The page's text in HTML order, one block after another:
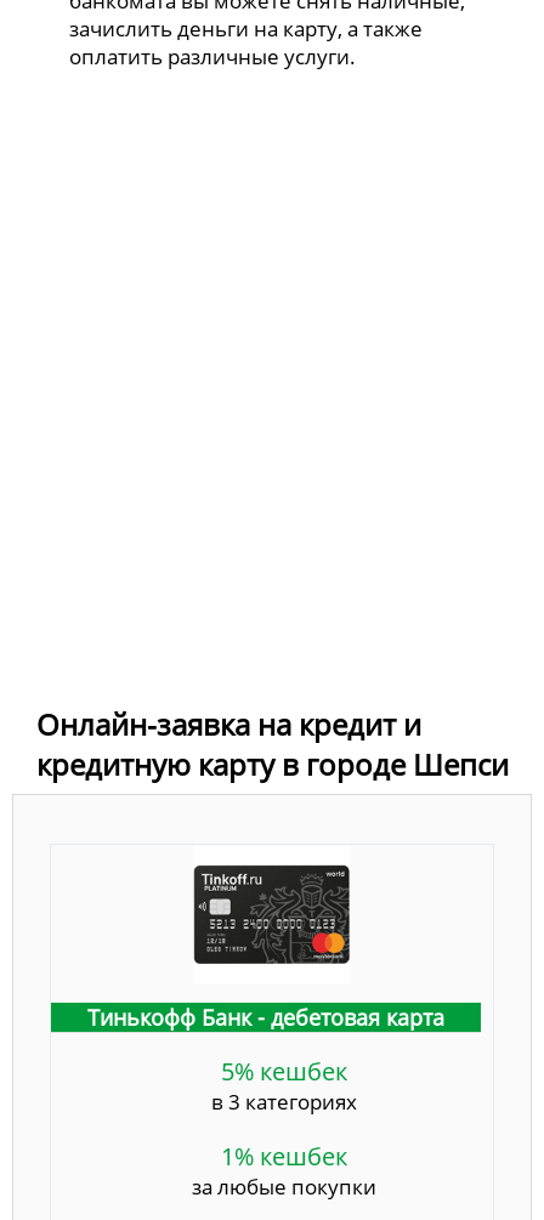
зачислить деньги на карту, а также
оплатить различные услуги.
Онлайн-заявка на кредит и
кредитную карту в городе Шепси
Тинькофф Банк - дебетовая карта
5% кешбек
в 3 категориях
1% кешбек
за любые покупки